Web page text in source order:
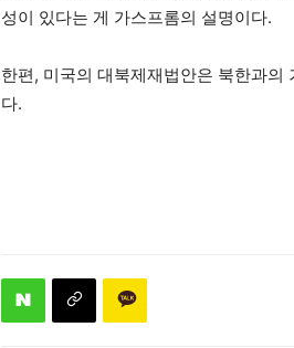
성이 있다는 게 가스프롬의 설명이다.
한편, 미국의 대북제재법안은 북한과의
다.